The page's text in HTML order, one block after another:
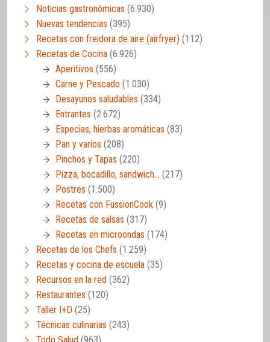
Noticias gastronómicas (6.930)
Nuevas tendencias (395)
Recetas con freidora de aire (airfryer) (112)
Recetas de Cocina (6.926)
Aperitivos (556)
Carne y Pescado (1.030)
Desayunos saludables (334)
Entrantes (2.672)
Especias, hierbas aromáticas (83)
Pan y varios (208)
Pinchos y Tapas (220)
Pizza, bocadillo, sandwich… (217)
Postres (1.500)
Recetas con FussionCook (9)
Recetas de salsas (317)
Recetas en microondas (174)
Recetas de los Chefs (1.259)
Recetas y cocina de escuela (35)
Recursos en la red (362)
Restaurantes (120)
Taller I+D (25)
Técnicas culinarias (243)